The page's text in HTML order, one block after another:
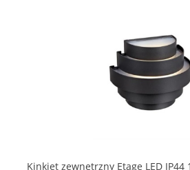
Kinkiet zewnętrzny Etage LED IP44